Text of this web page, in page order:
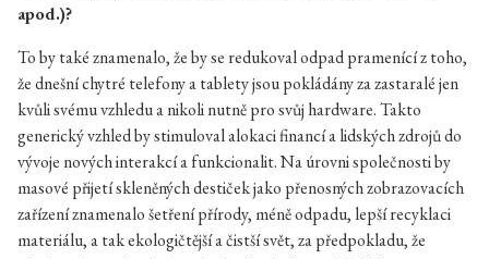
apod.)?
To by také znamenalo, že by se redukoval odpad pramenící z toho,
že dnešní chytré telefony a tablety jsou pokládány za zastaralé jen
kvůli svému vzhledu a nikoli nutně pro svůj hardware. Takto
generický vzhled by stimuloval alokaci financí a lidských zdrojů do
vývoje nových interakcí a funkcionalit. Na úrovni společnosti by
masové přijetí skleněných destiček jako přenosných zobrazovacích
zařízení znamenalo šetření přírody, méně odpadu, lepší recyklaci
materiálu, a tak ekologičtější a čistší svět, za předpokladu, že